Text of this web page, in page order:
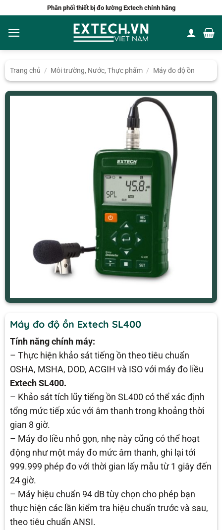
nội
dung
Phân phối thiết bị đo lường Extech chính hãng
Trang chủ / Môi trường, Nước, Thực phẩm / Máy đo độ ồn
Máy đo độ ồn Extech SL400
Tính năng chính máy:
– Thực hiện khảo sát tiếng ồn theo tiêu chuẩn
OSHA, MSHA, DOD, ACGIH và ISO với máy đo liều
Extech SL400.
– Khảo sát tích lũy tiếng ồn SL400 có thể xác định
tổng mức tiếp xúc với âm thanh trong khoảng thời
gian 8 giờ.
– Máy đo liều nhỏ gọn, nhẹ này cũng có thể hoạt
động như một máy đo mức âm thanh, ghi lại tới
999.999 phép đo với thời gian lấy mẫu từ 1 giây đến
24 giờ.
– Máy hiệu chuẩn 94 dB tùy chọn cho phép bạn
thực hiện các lần kiểm tra hiệu chuẩn trước và sau,
theo tiêu chuẩn ANSI.